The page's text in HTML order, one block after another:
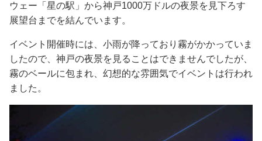
ウェー「星の駅」から神戸1000万ドルの夜景を見下ろす
展望台までを結んでいます。
イベント開催時には、小雨が降っており霧がかかっていま
したので、神戸の夜景を見ることはできませんでしたが、
霧のベールに包まれ、幻想的な雰囲気でイベントは行われ
ました。